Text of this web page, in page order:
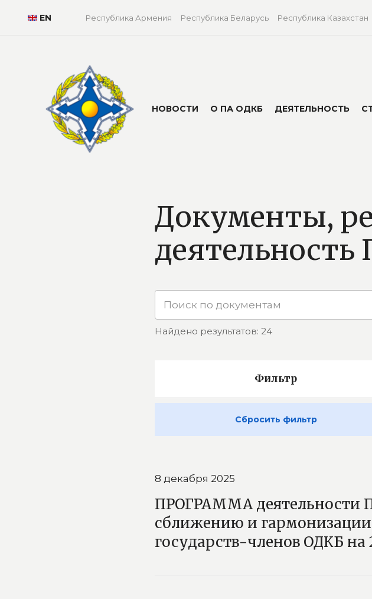
EN Республика Армения Республика Беларусь Республика Казахстан
НОВОСТИ О ПА ОДКБ ДЕЯТЕЛЬНОСТЬ
Документы,
Найдено результатов: 24
Фильтр
Сбросить фильтр
8 декабря 2025
ПРОГРАММА деятельности
сближению и гармонизации
государств-членов ОДКБ на